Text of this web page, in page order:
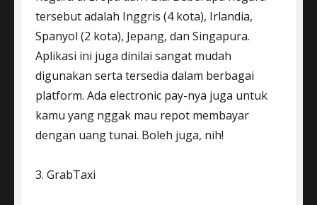
tersebut adalah Inggris (4 kota), Irlandia,
Spanyol (2 kota), Jepang, dan Singapura.
Aplikasi ini juga dinilai sangat mudah
digunakan serta tersedia dalam berbagai
platform. Ada electronic pay-nya juga untuk
kamu yang nggak mau repot membayar
dengan uang tunai. Boleh juga, nih!
3. GrabTaxi